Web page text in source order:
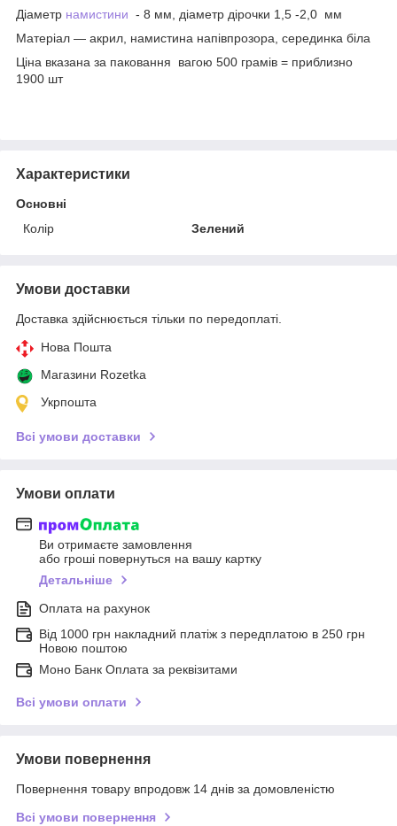
Діаметр намистини - 8 мм, діаметр дірочки 1,5 -2,0 мм
Матеріал — акрил, намистина напівпрозора, серединка біла
Ціна вказана за паковання вагою 500 грамів = приблизно
1900 шт
Характеристики
Основні
Колір
Зелений
Умови доставки
Доставка здійснюється тільки по передоплаті.
Нова Пошта
Магазини Rozetka
Укрпошта
Всі умови доставки
Умови оплати
Ви отримаєте замовлення
або гроші повернуться на вашу картку
Детальніше
Оплата на рахунок
Від 1000 грн накладний платіж з передплатою в 250 грн
Новою поштою
Моно Банк Оплата за реквізитами
Всі умови оплати
Умови повернення
Повернення товару впродовж 14 днів за домовленістю
Всі умови повернення